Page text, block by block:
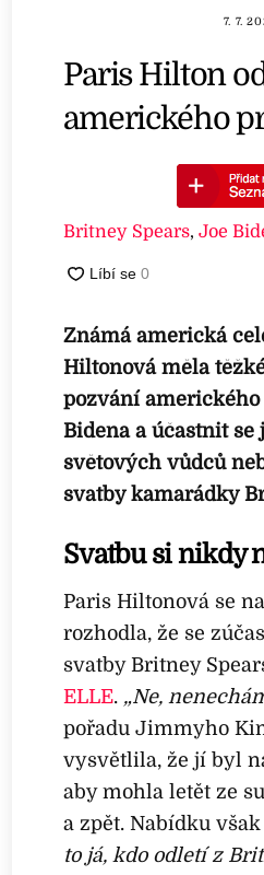
7. 7.
Paris Hilton
amerického
Britney Spears,Joe
Známá americká
Hiltonová měla
pozvání
Bidena a účastnit
světových vůdců
svatby kamarádky
Svatbu si nikdy
Paris Hiltonová se
rozhodla, že se
svatby Britney
ELLE. „Ne,
pořadu Jimmyho
vysvětlila, že jí byl
aby mohla letět ze
a zpět. Nabídku
to já, kdo odletí z